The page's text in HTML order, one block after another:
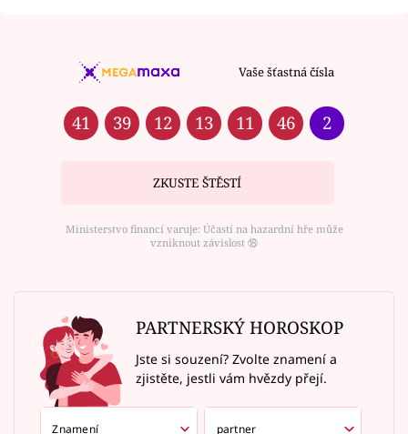
Vaše šťastná čísla
41 39 12 13 11 46 2
ZKUSTE ŠTĚSTÍ
Ministerstvo financí varuje: Účastí na hazardní hře může
vzniknout závislost ⑱
PARTNERSKÝ HOROSKOP
Jste si souzení? Zvolte znamení a
zjistěte, jestli vám hvězdy přejí.